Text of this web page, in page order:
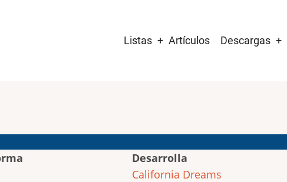
navigation
Listas Artículos Descargas
Desarrolla
California Dreams